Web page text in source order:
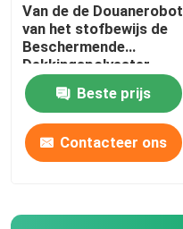
Van de de Douanerobot
van het stofbewijs de
Beschermende
Dekkingspolyester
Beste prijs
Contacteer ons